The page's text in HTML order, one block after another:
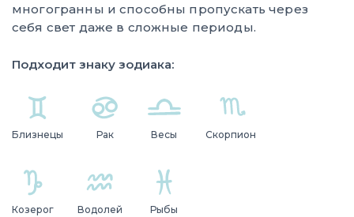
многогранны и способны пропускать через
себя свет даже в сложные периоды.
Подходит знаку зодиака:
Близнецы Рак Весы Скорпион
Козерог Водолей Рыбы